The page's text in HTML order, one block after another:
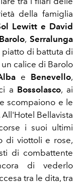
della famiglia
Lewitt e David
Barolo,Serralunga
piatto di battuta di
calice di Barolo
e Benevello,
a Bossolasco, ai
scompaiono e le
Bellavista
i suoi ultimi
di viottoli e rose,
di combattente
di vederlo
tra le dita, tra